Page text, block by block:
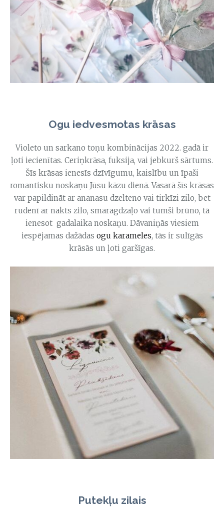
Ogu iedvesmotas krāsas
Violeto un sarkano toņu kombinācijas 2022. gadā ir
ļoti iecienītas. Ceriņkrāsa, fuksija, vai jebkurš sārtums.
Šīs krāsas ienesīs dzīvīgumu, kaislību un īpaši
romantisku noskaņu Jūsu kāzu dienā. Vasarā šīs krāsas
var papildināt ar ananasu dzelteno vai tirkīzi zilo, bet
rudenī ar nakts zilo, smaragdzaļo vai tumši brūno, tā
ienesot gadalaika noskaņu. Dāvaniņās viesiem
iespējamas dažādas ogu karameles, tās ir sulīgās
krāsās un ļoti garšīgas.
Putekļu zilais